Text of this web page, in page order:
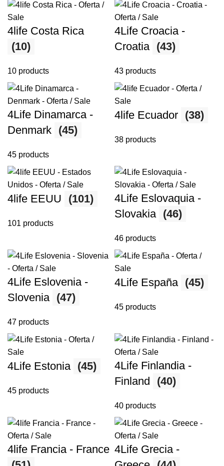
4life Costa Rica
(10)
10 products
4Life Croacia -
Croatia (43)
43 products
4Life Dinamarca -
Denmark (45)
45 products
4life Ecuador (38)
38 products
4life EEUU (101)
101 products
4Life Eslovaquia -
Slovakia (46)
46 products
4Life Eslovenia -
Slovenia (47)
47 products
4Life España (45)
45 products
4Life Estonia (45)
45 products
4Life Finlandia -
Finland
(40)
40 products
4life Francia - France 4Life Grecia -